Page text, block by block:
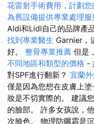
花雷射手術費用，計劃
為舊設備提供專業處理服
Aldi和Lidl自己的品牌產
找到專業醫生 Garnier，
好。 整骨專業推薦 但是
不同地區和類型的價格 -
對SPF進行翻新？ 宜蘭
僅是因為您想在皮膚上
妝是不切實際的。 建議
的臉部。 許多女孩說，
次臉色。 物理防曬霜是